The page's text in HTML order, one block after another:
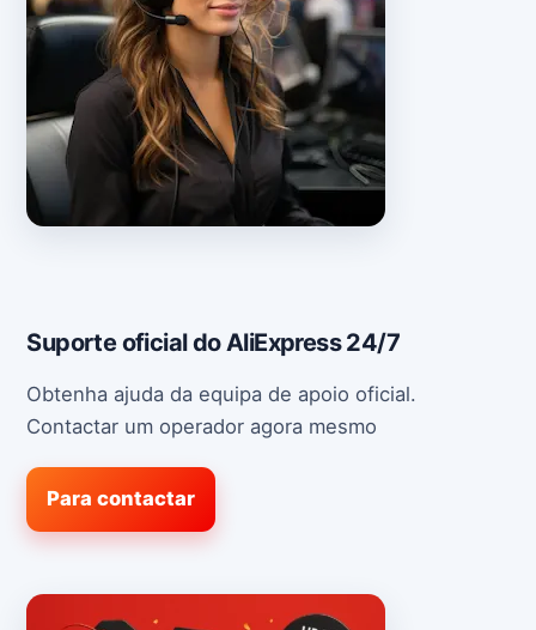
Suporte oficial do AliExpress 24/7
Obtenha ajuda da equipa de apoio oficial.
Contactar um operador agora mesmo
Para contactar